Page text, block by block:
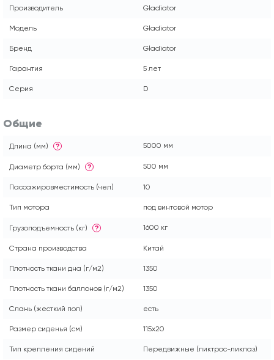
Производитель Gladiator
Модель Gladiator
Бренд Gladiator
Гарантия 5 лет
Серия D
Общие
Длина (мм) ? 5000 мм
Диаметр борта (мм) ? 500 мм
Пассажировместимость (чел) 10
Тип мотора под винтовой мотор
Грузоподъемность (кг) ? 1600 кг
Страна производства Китай
Плотность ткани дна (г/м2) 1350
Плотность ткани баллонов (г/м2) 1350
Слань (жесткий пол) есть
Размер сиденья (см) 115x20
Тип крепления сидений Передвижные (ликтрос-ликпаз)